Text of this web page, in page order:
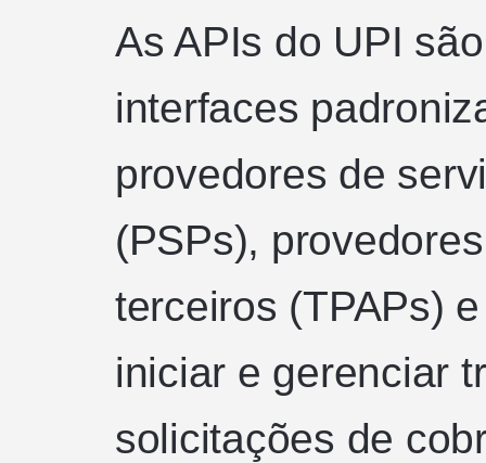
As APIs do UPI
interfaces
provedores de
(PSPs),
terceiros (TPAPs)
iniciar e gerenciar
solicitações de